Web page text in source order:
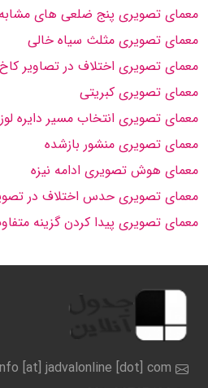
معمای تصویری پنج ضلعی های مشابه
معمای تصویری مثلث سیاه خالی
معمای تصویری اختلاف در تصاویر کاخ
معمای تصویری کبریتی
معمای تصویری انتخاب مسیر دایره
معمای تصویری منشور بازشده
معمای هوش تصویری ادامه نیزه
معمای تصویری حدس اختلاف در
معمای تصویری پیدا کردن گزینه
[at] jadvalonline [dot] com